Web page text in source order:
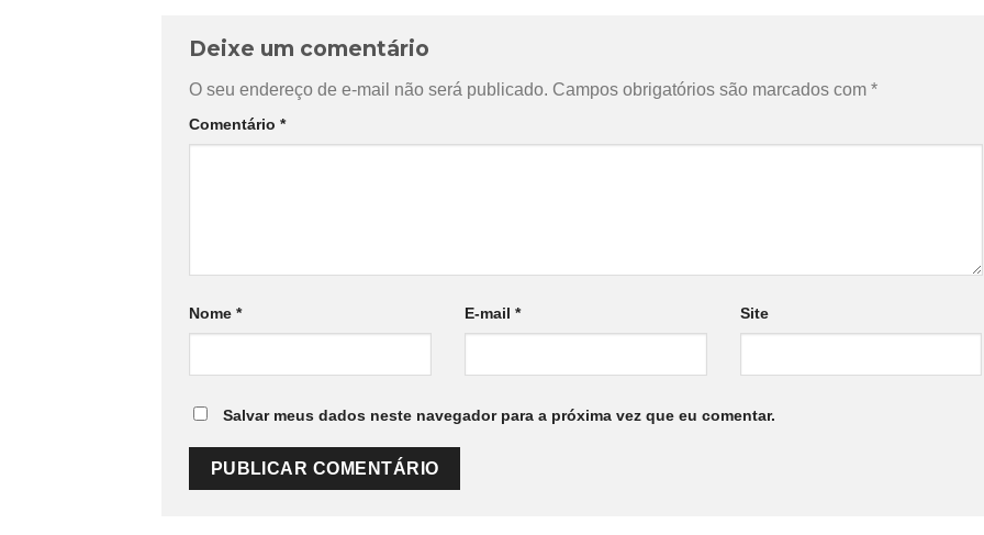
Deixe um comentário
O seu endereço de e-mail não será publicado. Campos obrigatórios são marcados com *
Comentário *
Nome * E-mail * Site
Salvar meus dados neste navegador para a próxima vez que eu comentar.